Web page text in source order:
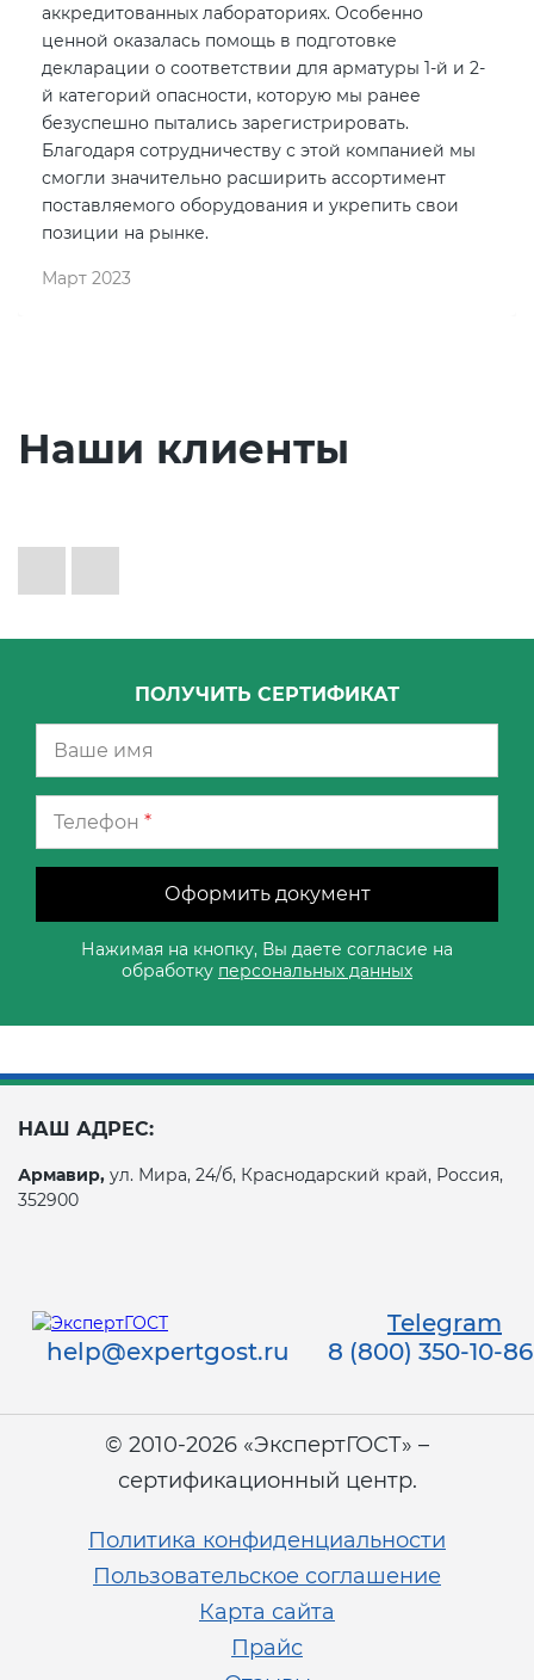
аккредитованных лабораториях. Особенно
ценной оказалась помощь в подготовке
декларации о соответствии для арматуры 1-й и 2-
й категорий опасности, которую мы ранее
безуспешно пытались зарегистрировать.
Благодаря сотрудничеству с этой компанией мы
смогли значительно расширить ассортимент
поставляемого оборудования и укрепить свои
позиции на рынке.
Март 2023
Наши клиенты
ПОЛУЧИТЬ СЕРТИФИКАТ
Телефон *
Оформить документ
Нажимая на кнопку, Вы даете согласие на
обработку персональных данных
НАШ АДРЕС:
Армавир, ул. Мира, 24/б, Краснодарский край, Россия,
352900
Telegram
help@expertgost.ru
8 (800) 350-10-86
© 2010-2026 «ЭкспертГОСТ» –
сертификационный центр.
Политика конфиденциальности
Пользовательское соглашение
Карта сайта
Прайс